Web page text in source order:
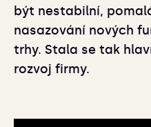
být nestabilní,
nasazování nových
trhy. Stala se tak
rozvoj firmy.